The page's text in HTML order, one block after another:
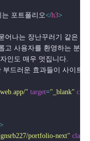
는 포트폴리오</h3>
묻어나는 장난꾸러기 같은
화롭고 사용자를 환영하는
자인도 매우 멋집니다.
용한 부드러운 효과들이 사
" target="_blank" class
>
portfolio-next" class